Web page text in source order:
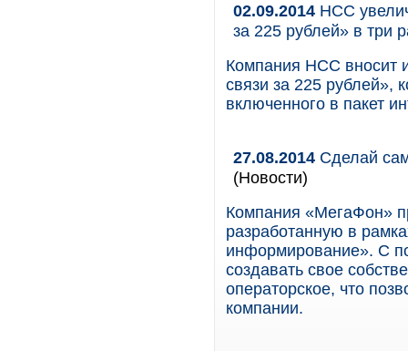
02.09.2014 НСС
за 225 рублей» в три
Компания НСС вносит
связи за 225 рублей»,
включенного в пакет
27.08.2014 Сделай
(Новости)
Компания «МегаФон»
разработанную в
информирование». C
создавать свое
операторское, что
компании.